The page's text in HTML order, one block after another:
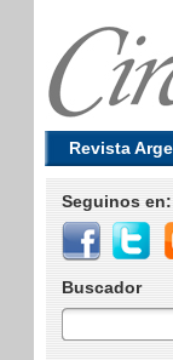
Revista
Seguinos en:
Buscador